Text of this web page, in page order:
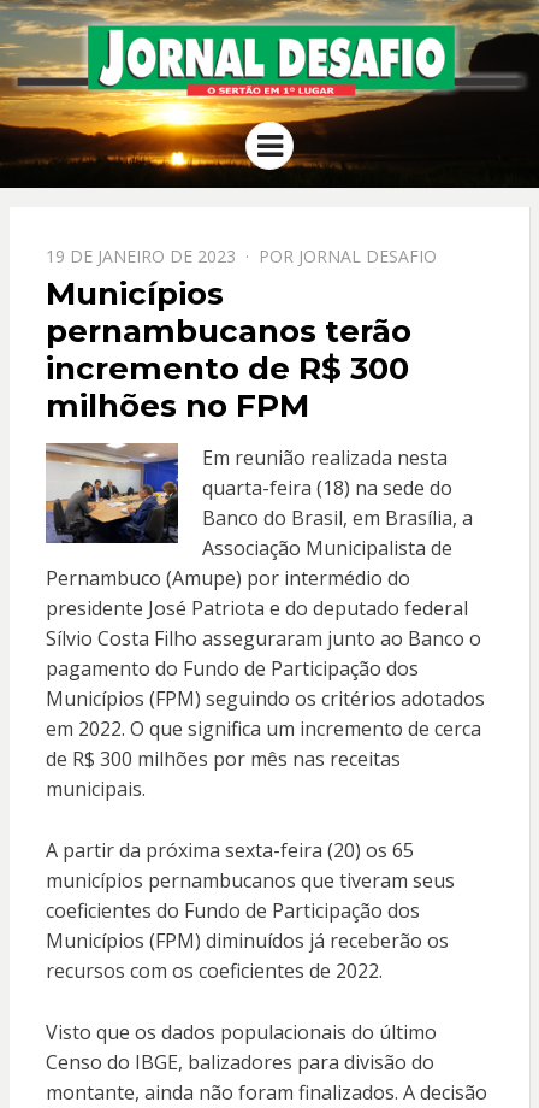
JORNAL
DESAFIO
O Sertão em 1º Lugar
Menu
PPOSTADO
EM
19 DE JANEIRO DE 2023 POR JORNAL DESAFIO
Municípios
pernambucanos terão
incremento de R$ 300
milhões no FPM
Em reunião realizada nesta
quarta-feira (18) na sede do
Banco do Brasil, em Brasília, a
Associação Municipalista de
Pernambuco (Amupe) por intermédio do
presidente José Patriota e do deputado federal
Sílvio Costa Filho asseguraram junto ao Banco o
pagamento do Fundo de Participação dos
Municípios (FPM) seguindo os critérios adotados
em 2022. O que significa um incremento de cerca
de R$ 300 milhões por mês nas receitas
municipais.
A partir da próxima sexta-feira (20) os 65
municípios pernambucanos que tiveram seus
coeficientes do Fundo de Participação dos
Municípios (FPM) diminuídos já receberão os
recursos com os coeficientes de 2022.
Visto que os dados populacionais do último
Censo do IBGE, balizadores para divisão do
montante, ainda não foram finalizados. A decisão